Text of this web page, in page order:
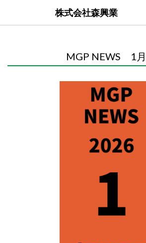
株式会社森興業
MGP NEWS 1